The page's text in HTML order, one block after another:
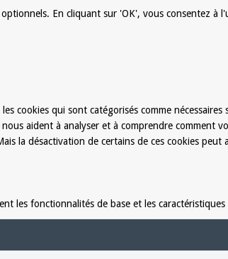
En cliquant sur 'OK', vous consentez à
cookies qui sont catégorisés comme
aident à analyser et à comprendre comment
la désactivation de certains de ces cookies
les fonctionnalités de base et les